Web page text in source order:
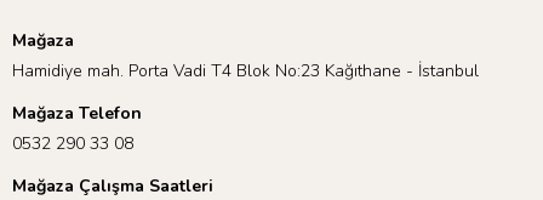
Mağaza
Hamidiye mah. Porta Vadi T4 Blok No:23 Kağıthane - İstanbul
Mağaza Telefon
0532 290 33 08
Mağaza Çalışma Saatleri